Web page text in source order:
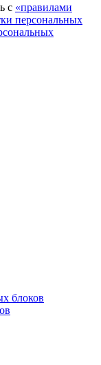
с «правилами
персональных
блоков